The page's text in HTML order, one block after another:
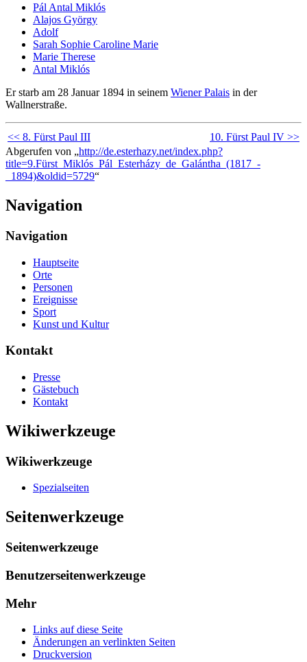
Pál Antal Miklós
Alajos György
Adolf
Sarah Sophie Caroline Marie
Marie Therese
Antal Miklós
Er starb am 28 Januar 1894 in seinem Wiener Palais in der
Wallnerstraße.
<< 8. Fürst Paul III
10. Fürst Paul IV >>
Abgerufen von „http://de.esterhazy.net/index.php?
title=9.Fürst_Miklós_Pál_Esterházy_de_Galántha_(1817_-
_1894)&oldid=5729“
Navigation
Navigation
Hauptseite
Orte
Personen
Ereignisse
Sport
Kunst und Kultur
Kontakt
Presse
Gästebuch
Kontakt
Wikiwerkzeuge
Wikiwerkzeuge
Spezialseiten
Seitenwerkzeuge
Seitenwerkzeuge
Benutzerseitenwerkzeuge
Mehr
Links auf diese Seite
Änderungen an verlinkten Seiten
Druckversion